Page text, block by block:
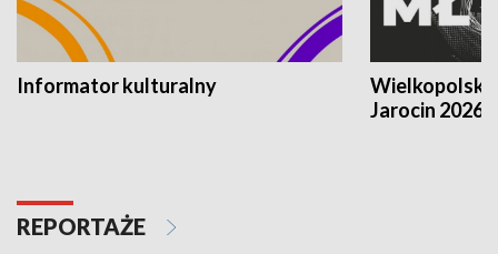
Informator kulturalny
Jarocin 2026
REPORTAŻE